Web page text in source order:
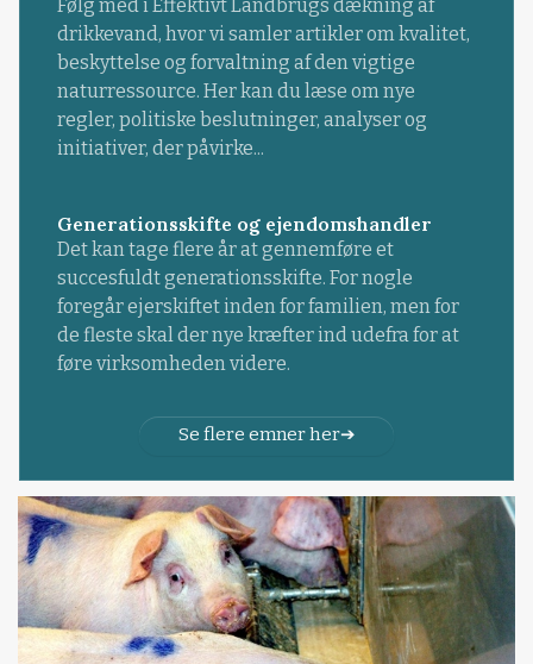
Følg med i Effektivt Landbrugs dækning af
drikkevand, hvor vi samler artikler om kvalitet,
beskyttelse og forvaltning af den vigtige
naturressource. Her kan du læse om nye
regler, politiske beslutninger, analyser og
initiativer, der påvirke...
Generationsskifte og ejendomshandler
Det kan tage flere år at gennemføre et
succesfuldt generationsskifte. For nogle
foregår ejerskiftet inden for familien, men for
de fleste skal der nye kræfter ind udefra for at
føre virksomheden videre.
Se flere emner her